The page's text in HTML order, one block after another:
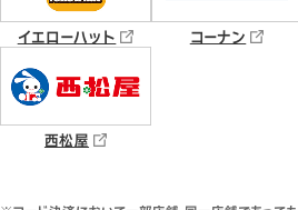
イエローハット コーナン
西松屋